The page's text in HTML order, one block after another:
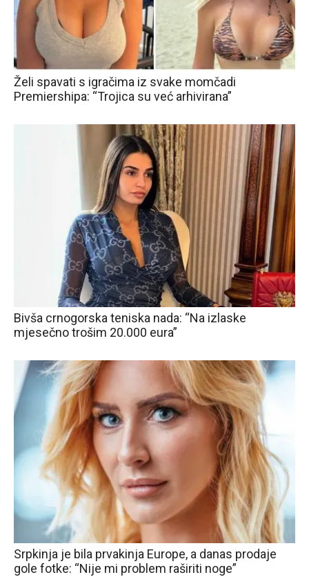
Želi spavati s igračima iz svake momčadi
Premiershipa: “Trojica su već arhivirana”
Bivša crnogorska teniska nada: “Na izlaske
mjesečno trošim 20.000 eura”
Srpkinja je bila prvakinja Europe, a danas prodaje
gole fotke: “Nije mi problem raširiti noge”